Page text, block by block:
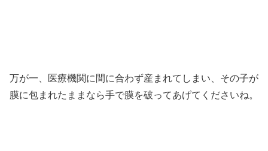
万が一、医療機関に間に合わず産まれてしまい、その子が
膜に包まれたままなら手で膜を破ってあげてくださいね。